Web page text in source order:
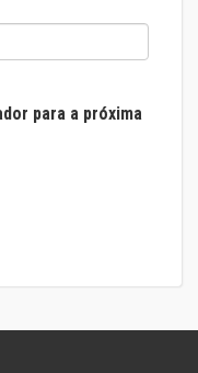
para a próxima